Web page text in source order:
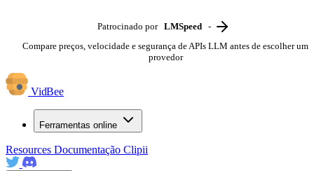
Patrocinado por LMSpeed -
Compare preços, velocidade e segurança de APIs LLM antes de escolher um
provedor
VidBee
Ferramentas online
Resources Documentação Clipii